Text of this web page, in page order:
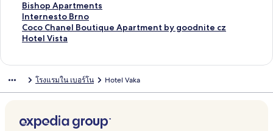
s
B
r
n
m
e
t
h
k
e
r
-
e
t
H
o
t
o
t
e
l
l
C
o
n
n
l
e
l
E
u
x
i
m
u
o
o
t
e
l
a
G
r
a
n
a
B
รั
บ
O
r
t
V
ห
รั
บ
C
o
e
สำ
ห
รั
บ
t
B
น
สำ
ห
รั
n
z
า
น
สำ
ห
u
y
ฐ
า
น
สำ
M
a
r
ร
ฐ
า
น
C
m
า
ต
ร
ฐ
รั
t
ม
า
ต
ร
สำ
ห
O
ก์
ม
า
ต
สำ
บ
ง
ก์
ม
า
น
รั
Bishop Apartments
ลิ
ง
ก์
ม
า
ห
Internesto Brno
ลิ
ง
ก์
ฐ
สำ
Coco Chanel Boutique Apartment by goodnite cz
ลิ
ง
ร
น
Hotel Vista
ลิ
ต
า
โรงแรมใน เบอร์โน Hotel Vaka